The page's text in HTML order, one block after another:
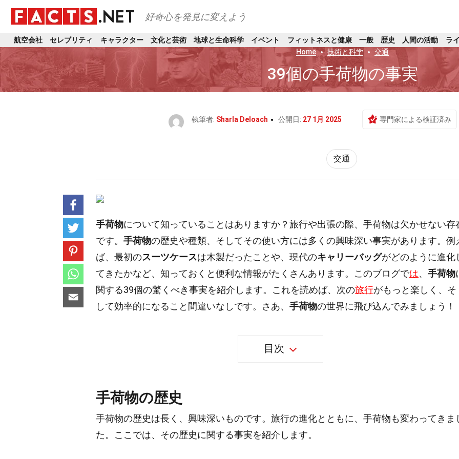
好奇心を発見に変えよう
航空会社 セレブリティ キャラクター 文化と芸術 地球と生命科学 イベント フィットネスと健康 一般 歴史 人間の活動 ラ
Home
技術と科学 交通
39個の手荷物の事実
執筆者: Sharla Deloach 公開日: 27 1月 2025 専門家による検証済み
交通
手荷物について知っていることはありますか？旅行や出張の際、手荷物は欠かせない存
です。 手荷物の歴史や種類、そしてその使い方には多くの興味深い事実があります。例
ば、最初のスーツケースは木製だったことや、現代のキャリーバッグがどのように進化
てきたかなど、知っておくと便利な情報がたくさんあります。このブログでは、 手荷物
関する39個の驚くべき事実を紹介します。これを読めば、次の旅行がもっと楽しく、そ
して効率的になること間違いなしです。さあ、 手荷物の世界に飛び込んでみましょう！
目次
手荷物の歴史
手荷物の歴史は長く、興味深いものです。旅行の進化とともに、手荷物も変わってきま
た。ここでは、その歴史に関する事実を紹介します。